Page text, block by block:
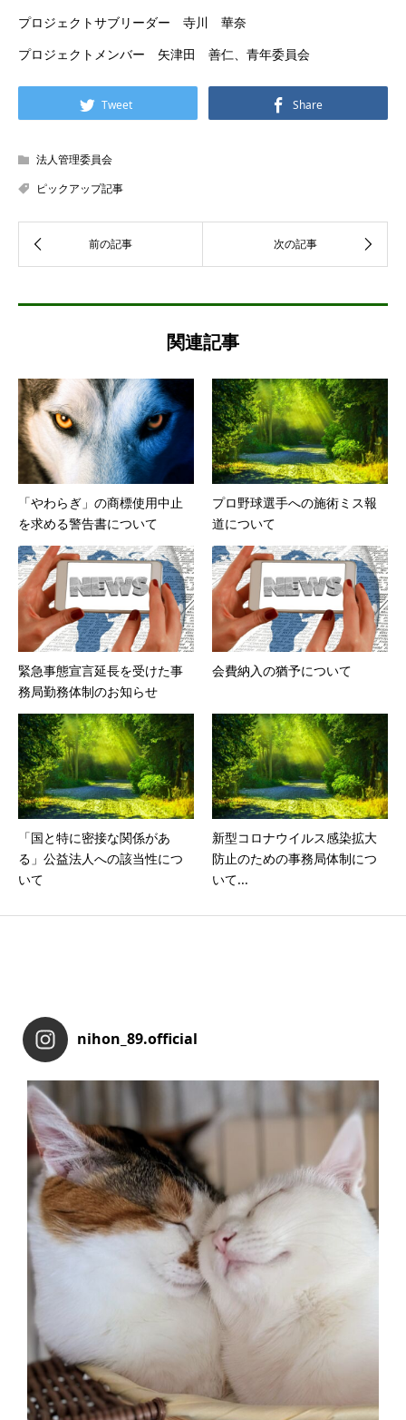
プロジェクトサブリーダー 寺川 華奈
プロジェクトメンバー 矢津田 善仁、青年委員会
Tweet Share
法人管理委員会
ピックアップ記事
関連記事
「やわらぎ」の商標使用中止
を求める警告書について
プロ野球選手への施術ミス報
道について
緊急事態宣言延長を受けた事
務局勤務体制のお知らせ
会費納入の猶予について
「国と特に密接な関係があ
る」公益法人への該当性につ
いて
新型コロナウイルス感染拡大
防止のための事務局体制につ
いて...
nihon_89.official